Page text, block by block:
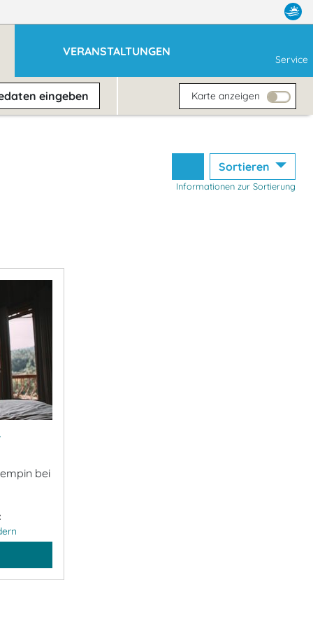
VERANSTALTUNGEN
Service
eingeben Karte anzeigen
Sortieren
Informationen zur Sortierung
bei